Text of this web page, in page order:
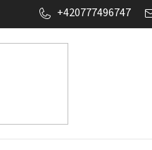
+420777496747